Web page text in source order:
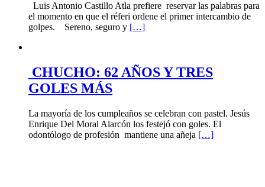
Luis Antonio Castillo Atla prefiere reservar las palabras para
el momento en que el réferi ordene el primer intercambio de
golpes. Sereno, seguro y […]
CHUCHO: 62 AÑOS Y TRES
GOLES MÁS
La mayoría de los cumpleaños se celebran con pastel. Jesús
Enrique Del Moral Alarcón los festejó con goles. El
odontólogo de profesión mantiene una añeja […]